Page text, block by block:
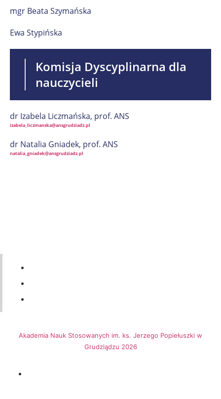
mgr Beata Szymańska
Ewa Stypińska
Komisja Dyscyplinarna dla
nauczycieli
dr Izabela Liczmańska, prof. ANS
izabela_liczmanska@ansgrudziadz.pl
dr Natalia Gniadek, prof. ANS
natalia_gniadek@ansgrudziadz.pl
Akademia Nauk Stosowanych im. ks. Jerzego Popiełuszki w
Grudziądzu 2026